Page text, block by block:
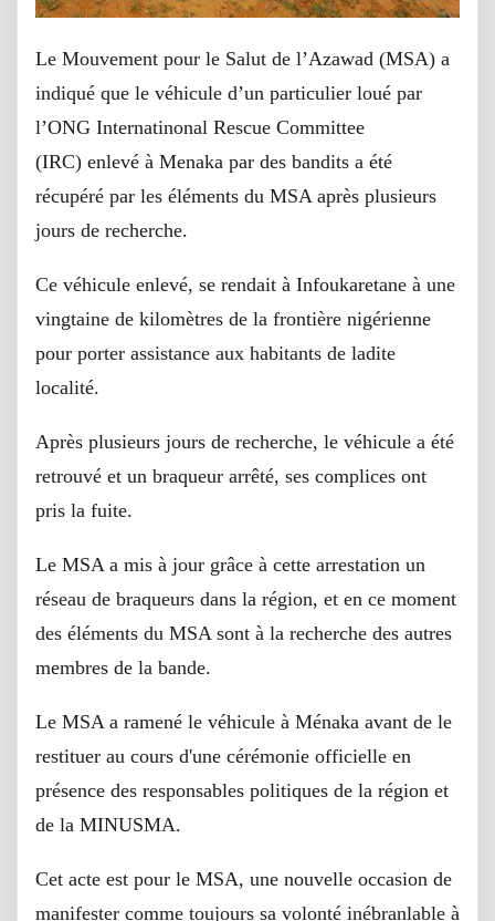
Le Mouvement pour le Salut de l’Azawad (MSA) a
indiqué que le véhicule d’un particulier loué par
l’ONG Internatinonal Rescue Committee
(IRC) enlevé à Menaka par des bandits a été
récupéré par les éléments du MSA après plusieurs
jours de recherche.
Ce véhicule enlevé, se rendait à Infoukaretane à une
vingtaine de kilomètres de la frontière nigérienne
pour porter assistance aux habitants de ladite
localité.
Après plusieurs jours de recherche, le véhicule a été
retrouvé et un braqueur arrêté, ses complices ont
pris la fuite.
Le MSA a mis à jour grâce à cette arrestation un
réseau de braqueurs dans la région, et en ce moment
des éléments du MSA sont à la recherche des autres
membres de la bande.
Le MSA a ramené le véhicule à Ménaka avant de le
restituer au cours d'une cérémonie officielle en
présence des responsables politiques de la région et
de la MINUSMA.
Cet acte est pour le MSA, une nouvelle occasion de
manifester comme toujours sa volonté inébranlable à